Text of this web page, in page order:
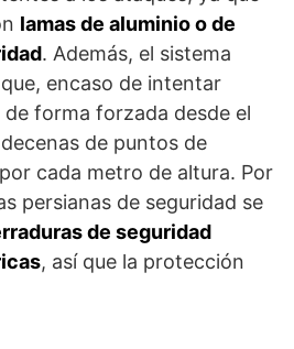
lamas de aluminio o de
. Además, el sistema
encaso de intentar
forma forzada desde el
de puntos de
cada metro de altura. Por
persianas de seguridad se
de seguridad
, así que la protección